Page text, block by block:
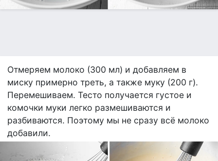
Отмеряем молоко (300 мл) и добавляем в
миску примерно треть, а также муку (200 г).
Перемешиваем. Тесто получается густое и
комочки муки легко размешиваются и
разбиваются. Поэтому мы не сразу всё молоко
добавили.